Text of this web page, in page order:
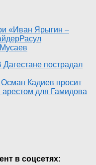
«Иван Ярыгин –
Расул
Дагестане пострадал
Осман Кадиев просит
для Гамидова
в соцсетях: